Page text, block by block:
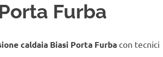
Furba
caldaia Biasi Porta Furba con tecnici